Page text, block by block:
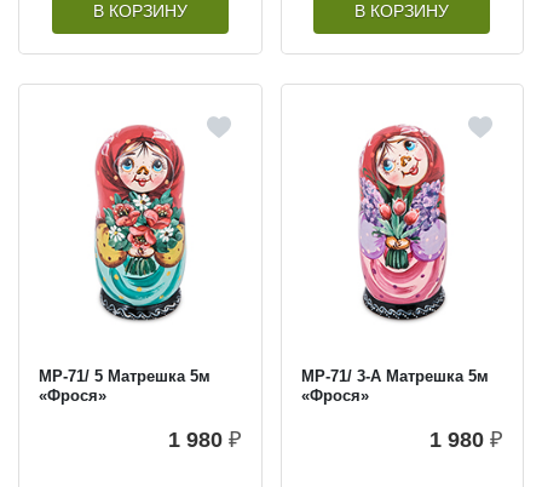
В КОРЗИНУ В КОРЗИНУ
МР-71/ 5 Матрешка 5м
«Фрося»
1 980 ₽
МР-71/ 3-A Матрешка 5м
«Фрося»
1 980 ₽